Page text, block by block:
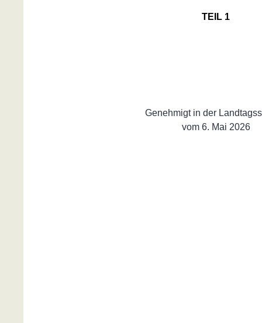
TEIL 1
Genehmigt in der
vom 6. Mai 2026